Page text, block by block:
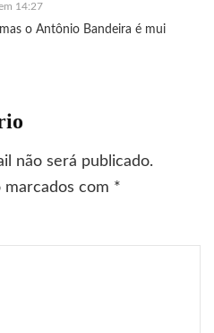
14:27
o Antônio Bandeira é mui
não será publicado.
marcados com *